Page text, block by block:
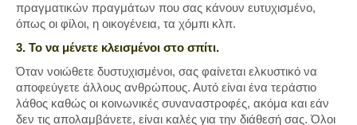
πραγματικών πραγμάτων που σας κάνουν ευτυχισμένο,
όπως οι φίλοι, η οικογένεια, τα χόμπι κλπ.
3. Το να μένετε κλεισμένοι στο σπίτι.
Όταν νοιώθετε δυστυχισμένοι, σας φαίνεται ελκυστικό να
αποφεύγετε άλλους ανθρώπους. Αυτό είναι ένα τεράστιο
λάθος καθώς οι κοινωνικές συναναστροφές, ακόμα και εάν
δεν τις απολαμβάνετε, είναι καλές για την διάθεσή σας. Όλοι